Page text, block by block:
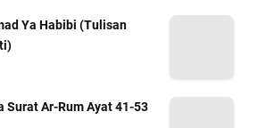
Ya Habibi (Tulisan
Surat Ar-Rum Ayat 41-53